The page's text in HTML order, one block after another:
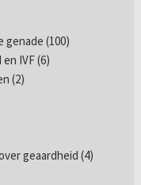
genade (100)
IVF (6)
(2)
geaardheid (4)